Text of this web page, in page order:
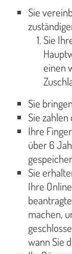
Sie
Sie
einen
Sie
Sie zahlen
Ihre
über 6
Sie
Ihre
machen,
wann Sie